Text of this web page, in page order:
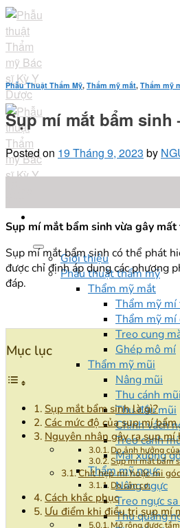
Skip
to
content
Giới thiệu
Phẫu thuật thẩm mỹ
Thẩm mỹ mắt
Thẩm mỹ mí
Thẩm mỹ mí
Treo cung
Ghép mô mí
Thẩm mỹ mũi
Nâng mũi
Thu cánh mũi
Thu đầu mũi
Chỉnh vách
Treo cánh
Mài xương
Thẩm mỹ ngực
Nâng ngực
Treo ngực
Thu quầng
Phẫu Thuật Thẩm Mỹ, Thẩm mỹ mắt, Thẩm mỹ
Sụp mí mắt bẩm sinh
Posted on 19 Tháng 9, 2023 by
Sụp mí mắt bẩm sinh vừa gây
Sụp mí mắt bẩm sinh có thể phát
được chỉ định áp dụng các phương
đáp.
Mục lục
Sụp mắt bẩm sinh là gì?
Các mức độ của sụp mí bẩm
Nguyên nhân gây ra sụp mí
Do ảnh hưởng
Sụp mí mắt bẩm
Chít hẹp mi hoặc mi
Do cân cơ:
Cách khắc phục
Ưu điểm khi điều trị sụp mí
Mở rộng được